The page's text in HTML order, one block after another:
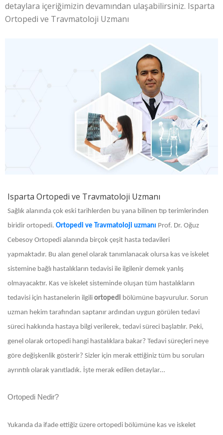
detaylara içeriğimizin devamından ulaşabilirsiniz. Isparta
Ortopedi ve Travmatoloji Uzmanı
Isparta Ortopedi ve Travmatoloji Uzmanı
Sağlık alanında çok eski tarihlerden bu yana bilinen tıp terimlerinden
biridir ortopedi. Ortopedi ve Travmatoloji uzmanı Prof. Dr. Oğuz
Cebesoy Ortopedi alanında birçok çeşit hasta tedavileri
yapmaktadır. Bu alan genel olarak tanımlanacak olursa kas ve iskelet
sistemine bağlı hastalıkların tedavisi ile ilgilenir demek yanlış
olmayacaktır. Kas ve iskelet sisteminde oluşan tüm hastalıkların
tedavisi için hastanelerin ilgili ortopedi bölümüne başvurulur. Sorun
uzman hekim tarafından saptanır ardından uygun görülen tedavi
süreci hakkında hastaya bilgi verilerek, tedavi süreci başlatılır. Peki,
genel olarak ortopedi hangi hastalıklara bakar? Tedavi süreçleri neye
göre değişkenlik gösterir? Sizler için merak ettiğiniz tüm bu soruları
ayrıntılı olarak yanıtladık. İşte merak edilen detaylar…
Ortopedi Nedir?
Yukarıda da ifade ettiğiz üzere ortopedi bölümüne kas ve iskelet